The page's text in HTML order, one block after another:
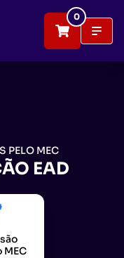
0
PELO MEC
EAD